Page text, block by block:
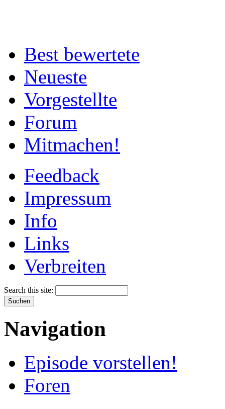
Best bewertete
Neueste
Vorgestellte
Forum
Mitmachen!
Feedback
Impressum
Info
Links
Verbreiten
Search this site:
Navigation
Episode vorstellen!
Foren